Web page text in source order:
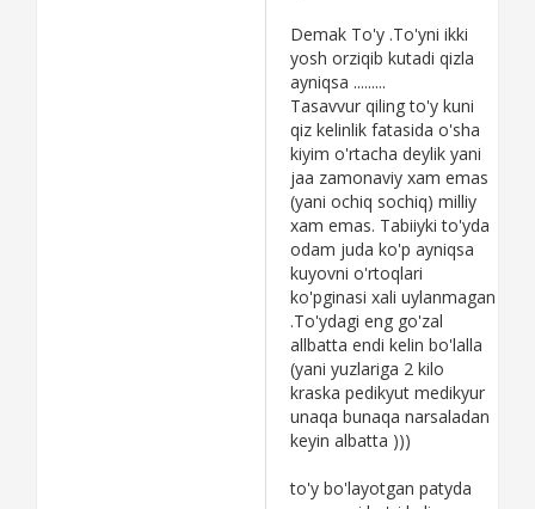
Demak To'y .To'yni ikki
yosh orziqib kutadi qizla
ayniqsa .........
Tasavvur qiling to'y kuni
qiz kelinlik fatasida o'sha
kiyim o'rtacha deylik yani
jaa zamonaviy xam emas
(yani ochiq sochiq) milliy
xam emas. Tabiiyki to'yda
odam juda ko'p ayniqsa
kuyovni o'rtoqlari
ko'pginasi xali uylanmagan
.To'ydagi eng go'zal
allbatta endi kelin bo'lalla
(yani yuzlariga 2 kilo
kraska pedikyut medikyur
unaqa bunaqa narsaladan
keyin albatta )))
to'y bo'layotgan patyda